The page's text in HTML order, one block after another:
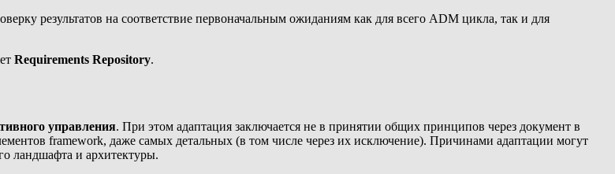
результатов на соответствие первоначальным ожиданиям как для всего ADM цикла, так и для
Requirements Repository.
управления. При этом адаптация заключается не в принятии общих принципов через документ в
framework, даже самых детальных (в том числе через их исключение). Причинами адаптации могут
ландшафта и архитектуры.